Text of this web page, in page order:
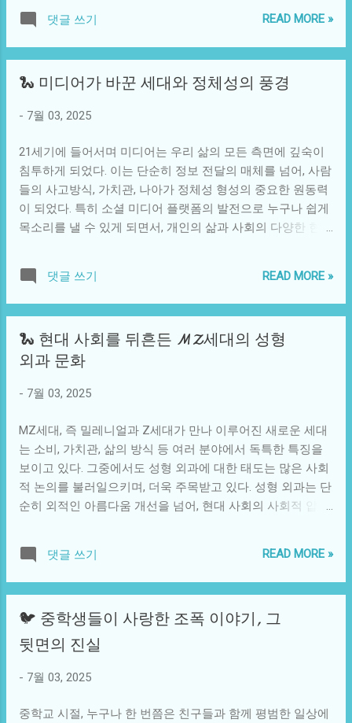
함께 익혀가기 시작했던 것이다. 할렘은 단순한 지역적 구분
이상의 의미를 가진다. 이곳은 많은 Social Justice Movement
의 중심지로, 아프리카계 미국인의 문화와 역사에 대한 깊은
조 속에서 자주 소외되는 이들을 위해 자신의 경험과 지식을
나누고 싶었다. 그러기 위해 그는 많은 자원 봉사자의 도움을
료로 제공되는 교육 및 상담 서비스, 그리고 의료 서비스까지
아우르는 종합적인 지원 제도로...
델몬트는 감당할 수 없는 부채와 함께 시장을 떠나게 되었다.
팬데믹은 단순히 건강 위기만은 아니었다. 전 세계적으로 사
쳤다. 사회적 거리 두기와 같은 조치로 인해 많은 사람들이 집
요가 급증하였다. 그러나 고전적인 통조림 시장은 소비자들
되었다. 델몬트와 같은 전통적인 식품 생산기업들은 이러한
변화에 적절히 대응하지 못하고 결국 파산이라는 쓴 맛을 보
게 되었다. 기술적으로도 팬데믹은 디지털 전환을 가속화하
였다. 많은 기업들이 온라인 플랫폼을 통해 소비자에게 직접
다가가는 방식을 선택했지만, 델몬트는 이 새로운 트렌드에
건강한 선택으로, 이는 델몬트의 제품군이 아닌 경쟁사들이
지 않는다는 것을 보여준다. 전 세계적으로 스마트 농업, 수직
농장과 같은 혁신적인 기술이 대두되고 있으며, 이는 전통 농
업의 전환점을 만들어가고 있다. 이에 따라 대체 식품 및 지속
는 기업들이 성장하고 있는 추세다. 델몬트 역시 이러한 변화
를 반영하기 위해 신규 제품 라인업 개발 및 e-커머스 채널 확
장 등을 검토했지만...
댓글 쓰기 READ MORE »
🐍 미디어가 바꾼 세대와 정체성의 풍경
- 7월 03, 2025
21세기에 들어서며 미디어는 우리 삶의 모든 측면에 깊숙이
침투하게 되었다. 이는 단순히 정보 전달의 매체를 넘어, 사람
들의 사고방식, 가치관, 나아가 정체성 형성의 중요한 원동력
이 되었다. 특히 소셜 미디어 플랫폼의 발전으로 누구나 쉽게
목소리를 낼 수 있게 되면서, 개인의 삶과 사회의 다양한 현상
는 이제 정보의 소비자이자 생산자로서, 전통적인 미디어의
제약 없이 세상과 소통할 수 있는 힘을 가지게 되었다. 이러한
변화는 사회적, 기술적, 문화적 여러 측면에서 두드러지게 나
할 수 있는 환경에서 성장하였다. 이는 커뮤니케이션 방식에
혁신을 가져왔고, '소통'이라는 개념을 다시 정의하게 되었다.
인에서 즉각적으로 공유되고 반응받는 구조가 형성되었다.
회적 변화의 촉매제로 작용하고 있다. 미디어의 영향력이 이
처럼 확대됨에 따라 우리는 다양한 문화적 교류 또한 경험하
게 되었다. 예를 들어, K-드라마와 K-팝의 세계적인 성공은 한
국 문화에 대한 흥미를 높여주었고, 이를 통해 한국의 여러 전
통과 현대적 가치가 글로벌 플랫폼에서 공유되고 있다. 이는
비교 및 융합을 이끌어내는 결과를 가져왔다. 실제로 'BTS'와
같은 아티스트는 단순한 음악적 성공을 넘어서, 한국의 문화
적 정체성을 재조명하는 계기가 되었다. 그러나 이러한 변화
다. 많은 이들이 소셜 미디어의 부작용을 우려하고 있다. 예를
들어, 정보의 범람 속에서 어떤 정보가 진실인지, 어떤 가치관
스와 잘못된 정보가 확산되는 환경을 조성하게 되었고, 그 결
댓글 쓰기 READ MORE »
🐍 현대 사회를 뒤흔든 MZ세대의 성형
외과 문화
- 7월 03, 2025
MZ세대, 즉 밀레니얼과 Z세대가 만나 이루어진 새로운 세대
는 소비, 가치관, 삶의 방식 등 여러 분야에서 독특한 특징을
보이고 있다. 그중에서도 성형 외과에 대한 태도는 많은 사회
적 논의를 불러일으키며, 더욱 주목받고 있다. 성형 외과는 단
순히 외적인 아름다움 개선을 넘어, 현대 사회의 사회적 압박
함께 그 의미와 방식이 달라졌다고 볼 수 있다. 과거에는 마치
비밀스럽고 치부 같았던 성형이, 이제는 많은 사람들의 일상
받아 전 세계의 최신 트렌드와 기법을 빠르게 익히고, 원하는
이미지를 구현하기 위해 다양한 시도를 한다. 특히, 유명 연예
인들과 인플루언서들이 직접 자신의 성형 경험을 공유하며,
이를 통해 소비자들의 인식을 더욱 확장시키고 있다. 사회적
세대는 비디오 플랫폼과 소셜 미디어에서 엄청난 양의 정보
댓글 쓰기 READ MORE »
🐦 중학생들이 사랑한 조폭 이야기, 그
뒷면의 진실
- 7월 03, 2025
중학교 시절, 누구나 한 번쯤은 친구들과 함께 평범한 일상에